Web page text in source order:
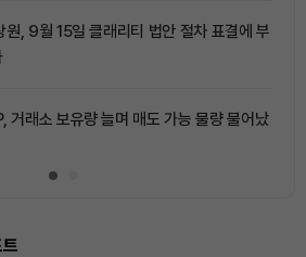
원, 9월 15일 클래리티 법안 절차 표결에 부
거래소 보유량 늘며 매도 가능 물량 불어났